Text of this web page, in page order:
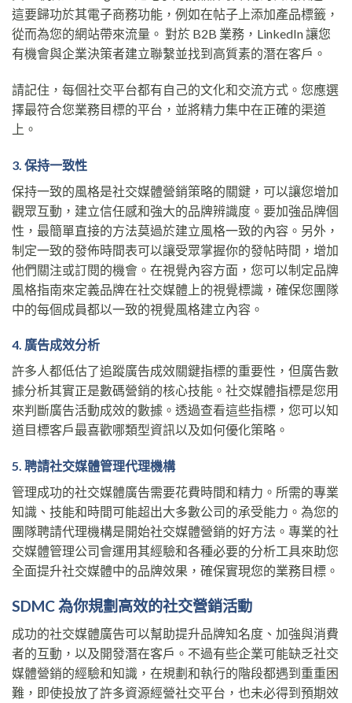
這要歸功於其電子商務功能，例如在帖子上添加產品標籤，
從而為您的網站帶來流量。 對於 B2B 業務，LinkedIn 讓您
有機會與企業決策者建立聯繫並找到高質素的潛在客戶。
請記住，每個社交平台都有自己的文化和交流方式。您應選
擇最符合您業務目標的平台，並將精力集中在正確的渠道
上。
3. 保持一致性
保持一致的風格是社交媒體營銷策略的關鍵，可以讓您增加
觀眾互動，建立信任感和強大的品牌辨識度。要加強品牌個
性，最簡單直接的方法莫過於建立風格一致的內容。另外，
制定一致的發佈時間表可以讓受眾掌握你的發帖時間，增加
他們關注或訂閱的機會。在視覺內容方面，您可以制定品牌
風格指南來定義品牌在社交媒體上的視覺標識，確保您團隊
中的每個成員都以一致的視覺風格建立內容。
4. 廣告成效分析
許多人都低估了追蹤廣告成效關鍵指標的重要性，但廣告數
據分析其實正是數碼營銷的核心技能。社交媒體指標是您用
來判斷廣告活動成效的數據。透過查看這些指標，您可以知
道目標客戶最喜歡哪類型資訊以及如何優化策略。
5. 聘請社交媒體管理代理機構
管理成功的社交媒體廣告需要花費時間和精力。所需的專業
知識、技能和時間可能超出大多數公司的承受能力。為您的
團隊聘請代理機構是開始社交媒體營銷的好方法。專業的社
交媒體管理公司會運用其經驗和各種必要的分析工具來助您
全面提升社交媒體中的品牌效果，確保實現您的業務目標。
SDMC 為你規劃高效的社交營銷活動
成功的社交媒體廣告可以幫助提升品牌知名度、加強與消費
者的互動，以及開發潛在客戶。不過有些企業可能缺乏社交
媒體營銷的經驗和知識，在規劃和執行的階段都遇到重重困
難，即使投放了許多資源經營社交平台，也未必得到預期效